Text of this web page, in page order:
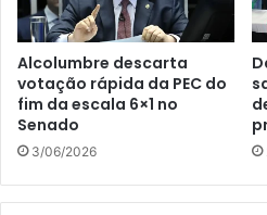
Alcolumbre descarta
votação rápida da PEC do
fim da escala 6×1 no
Senado
3/06/2026